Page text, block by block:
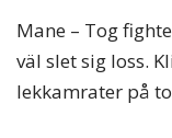
Mane – Tog
väl slet sig loss.
lekkamrater på